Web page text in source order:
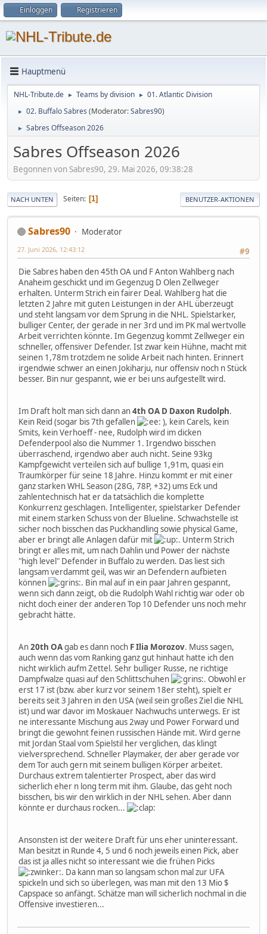
Einloggen Registrieren
Hauptmenü
NHL-Tribute.de ► Teams by division ► 01. Atlantic Division
► 02. Buffalo Sabres (Moderator:Sabres90)
► Sabres Offseason 2026
Sabres Offseason 2026
Begonnen von Sabres90, 29. Mai 2026, 09:38:28
NACH UNTEN Seiten 1 BENUTZER-AKTIONEN
Sabres90
Moderator
#9
27. Juni 2026, 12:43:12
Die Sabres haben den 45th OA und F Anton Wahlberg nach
Anaheim geschickt und im Gegenzug D Olen Zellweger
erhalten. Unterm Strich ein fairer Deal. Wahlberg hat die
letzten 2 Jahre mit guten Leistungen in der AHL überzeugt
und steht langsam vor dem Sprung in die NHL. Spielstarker,
bulliger Center, der gerade in ner 3rd und im PK mal wertvolle
Arbeit verrichten könnte. Im Gegenzug kommt Zellweger ein
schneller, offensiver Defender. Ist zwar kein Hühne, macht mit
seinen 1,78m trotzdem ne solide Arbeit nach hinten. Erinnert
irgendwie schwer an einen Jokiharju, nur offensiv noch n Stück
besser. Bin nur gespannt, wie er bei uns aufgestellt wird.
Im Draft holt man sich dann an4th OA D Daxon Rudolph.
Kein Reid (sogar bis 7th gefallen
), kein Carels, kein
Smits, kein Verhoeff - nee, Rudolph wird im dicken
Defenderpool also die Nummer 1. Irgendwo bisschen
überraschend, irgendwo aber auch nicht. Seine 93kg
Kampfgewicht verteilen sich auf bullige 1,91m, quasi ein
Traumkörper für seine 18 Jahre. Hinzu kommt er mit einer
ganz starken WHL Season (28G, 78P, +32) ums Eck und
zahlentechnisch hat er da tatsächlich die komplette
Konkurrenz geschlagen. Intelligenter, spielstarker Defender
mit einem starken Schuss von der Blueline. Schwachstelle ist
sicher noch bisschen das Puckhandling sowie physical Game,
aber er bringt alle Anlagen dafür mit
. Unterm Strich
bringt er alles mit, um nach Dahlin und Power der nächste
"high level" Defender in Buffalo zu werden. Das liest sich
langsam verdammt geil, was wir an Defendern aufbieten
können
. Bin mal auf in ein paar Jahren gespannt,
wenn sich dann zeigt, ob die Rudolph Wahl richtig war oder ob
nicht doch einer der anderen Top 10 Defender uns noch mehr
gebracht hätte.
An20th OAgab es dann noch F Ilia Morozov. Muss sagen,
auch wenn das vom Ranking ganz gut hinhaut hatte ich den
nicht wirklich aufm Zettel. Sehr bulliger Russe, ne richtige
Dampfwalze quasi auf den Schlittschuhen
. Obwohl er
erst 17 ist (bzw. aber kurz vor seinem 18er steht), spielt er
bereits seit 3 Jahren in den USA (weil sein großes Ziel die NHL
ist) und war davor im Moskauer Nachwuchs unterwegs. Er ist
ne interessante Mischung aus 2way und Power Forward und
bringt die gewohnt feinen russischen Hände mit. Wird gerne
mit Jordan Staal vom Spielstil her verglichen, das klingt
vielversprechend. Schneller Playmaker, der aber gerade vor
dem Tor auch gern mit seinem bulligen Körper arbeitet.
Durchaus extrem talentierter Prospect, aber das wird
sicherlich eher n long term mit ihm. Glaube, das geht noch
bisschen, bis wir den wirklich in der NHL sehen. Aber dann
könnte er durchaus rocken...
Ansonsten ist der weitere Draft für uns eher uninteressant.
Man besitzt in Runde 4, 5 und 6 noch jeweils einen Pick, aber
das ist ja alles nicht so interessant wie die frühen Picks
. Da kann man so langsam schon mal zur UFA
spickeln und sich so überlegen, was man mit den 13 Mio $
Capspace so anfängt. Schätze man will sicherlich nochmal in die
Offensive investieren...